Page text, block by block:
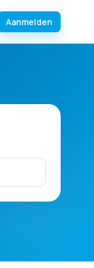
Aanmelden